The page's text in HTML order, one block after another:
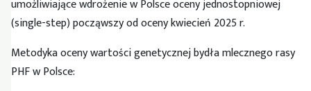
umożliwiające wdrożenie w Polsce oceny jednostopniowej
(single-step) począwszy od oceny kwiecień 2025 r.
Metodyka oceny wartości genetycznej bydła mlecznego rasy
PHF w Polsce: